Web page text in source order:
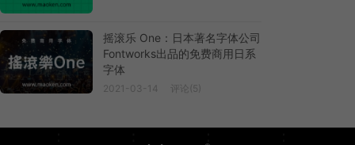
摇滚乐 One：日本著名字体公司
Fontworks出品的免费商用日系
字体
2021-03-14 评论(5)